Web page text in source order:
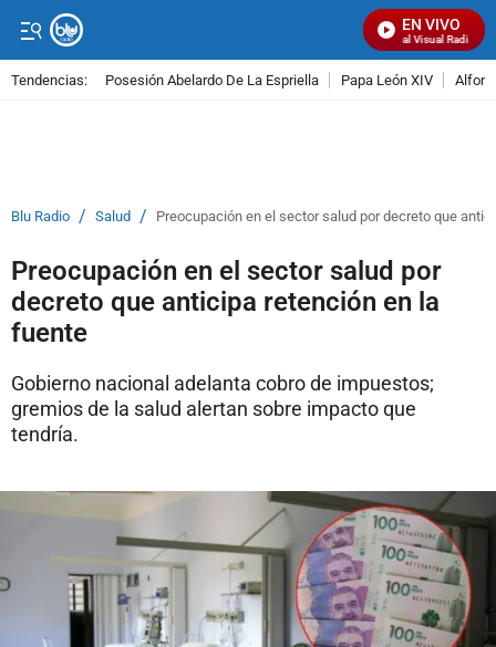
EN VIVO
Señal Visual Radio
Tendencias: Posesión Abelardo De La Espriella Papa León XIV
Blu Radio / Salud / Preocupación en el sector salud por decreto que
Preocupación en el sector salud por
decreto que anticipa retención en la
fuente
Gobierno nacional adelanta cobro de impuestos;
gremios de la salud alertan sobre impacto que
tendría.